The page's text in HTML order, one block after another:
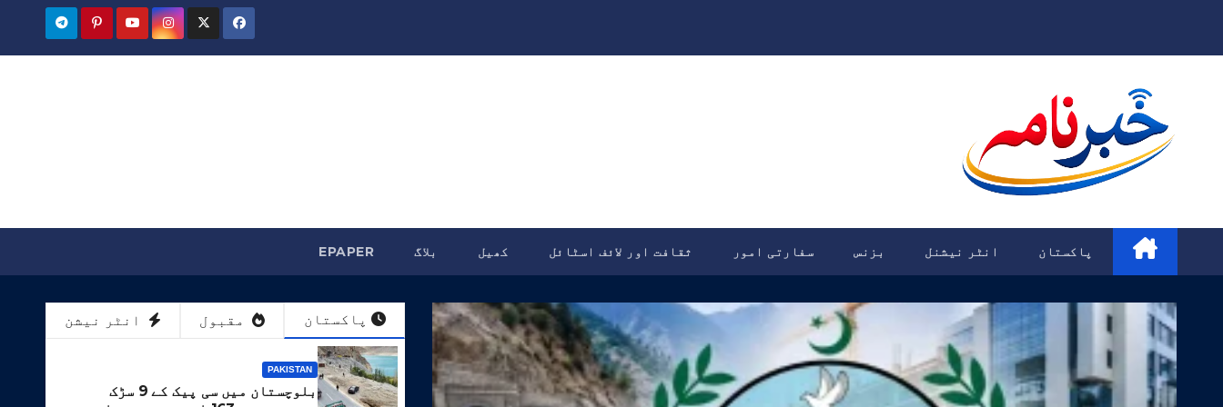
پاکستان انٹر نیشنل بزنس سفارتی امور ثقافت اور لائف اسٹائل کھیل بلاگ EPAPER
پاکستان مقبول انٹر نیشن
PAKISTAN
بلوچستان میں سی پیک کے 9 سڑک